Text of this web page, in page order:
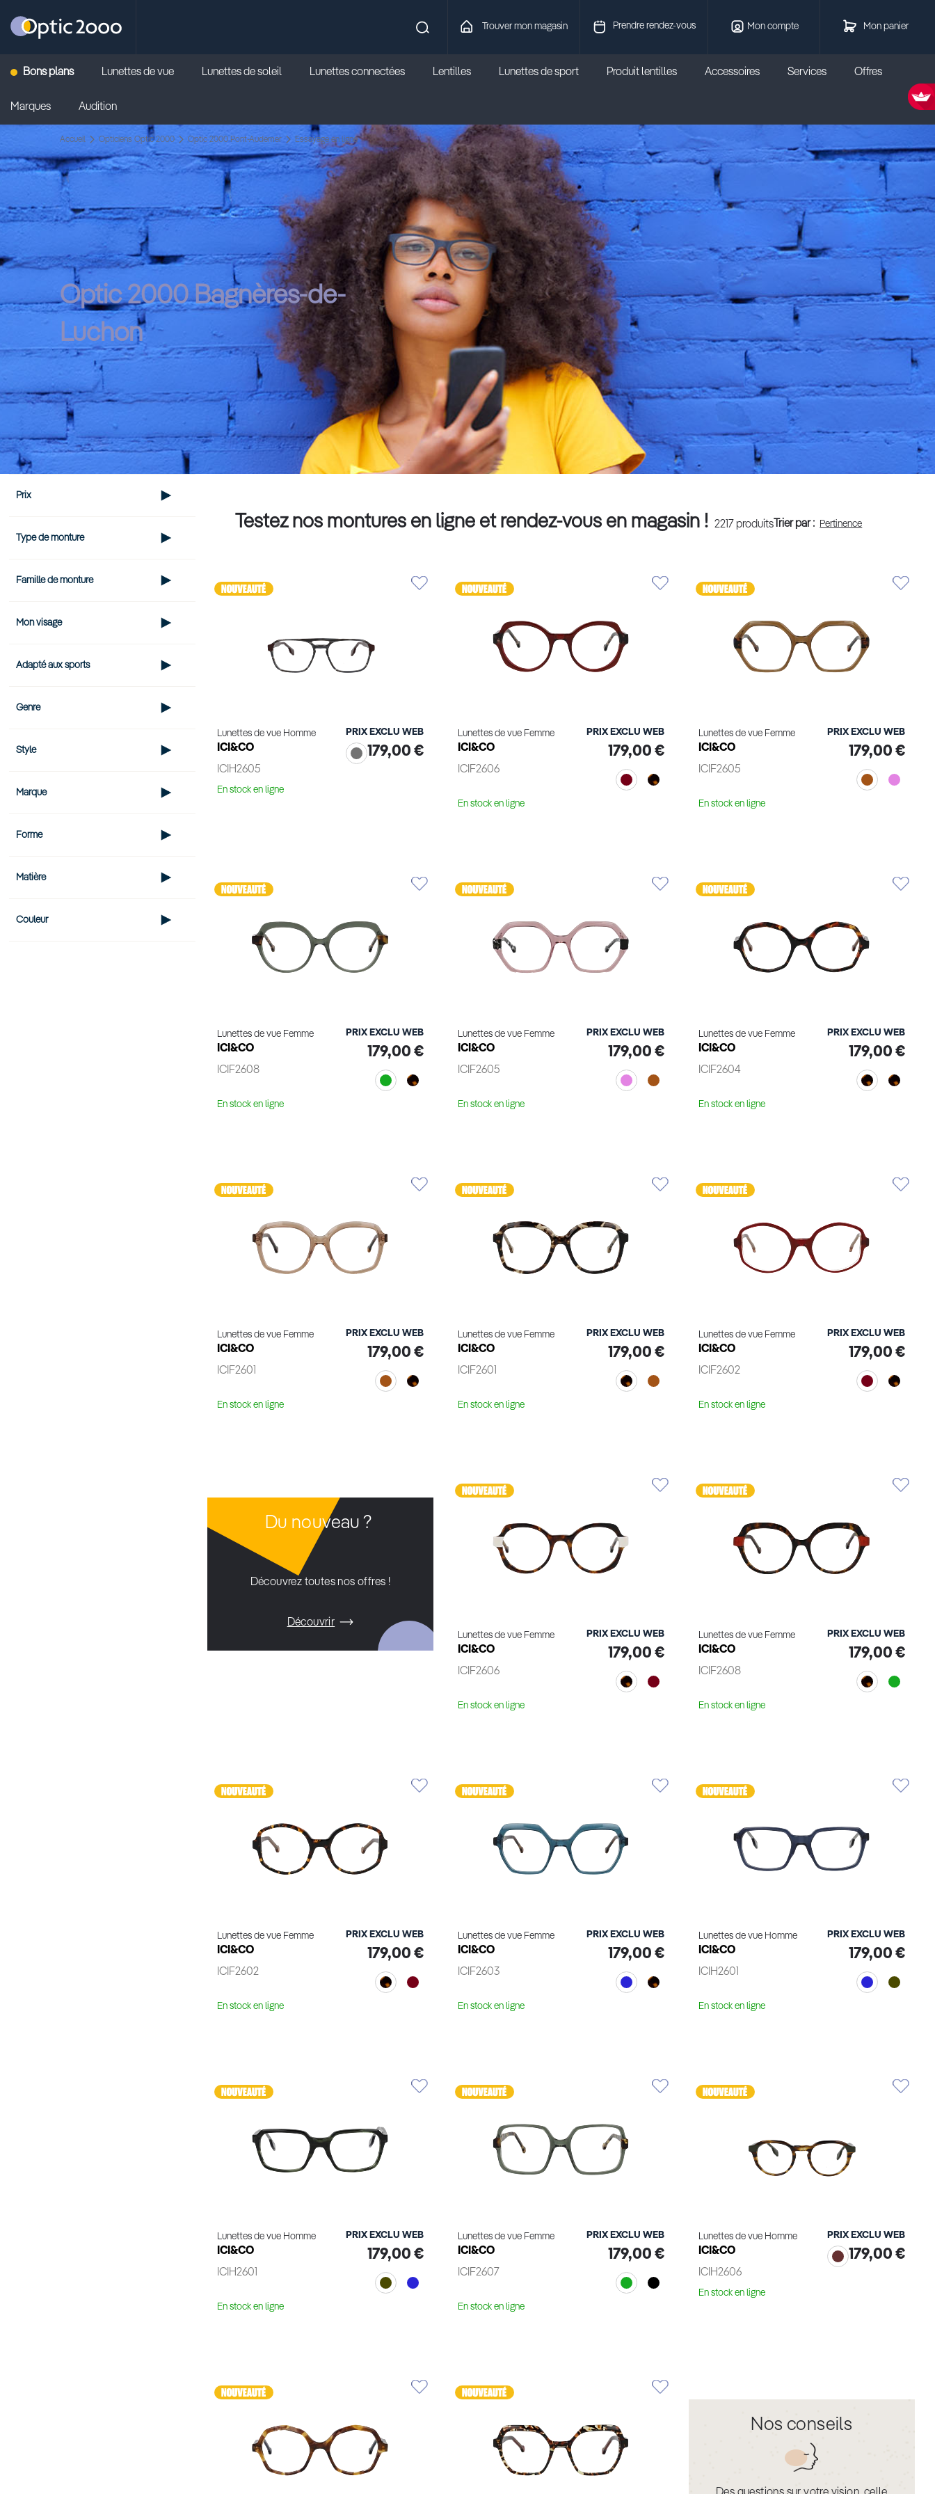
Retour vers la page d'accueil Mon panier
Prendre rendez-vous Mon compte
Trouver mon magasin
Bons plans Lunettes de vue Lunettes de soleil Lunettes connectées Lentilles Lunettes de sport Produit lentilles Accessoires Services Offres
Marques Audition
Accueil Opticiens Optic 2000 Optic 2000 Pont-Audemer Essayage en ligne
Optic 2000 Bagnères-de-
Luchon
Trier par :
Testez nos montures en ligne et rendez-vous en magasin ! 2217 produits
Lunettes de vue Homme
ICI&CO
ICIH2605
PRIX EXCLU WEB
179,00 €
En stock en ligne
Lunettes de vue Femme
ICI&CO
ICIF2606
PRIX EXCLU WEB
179,00 €
En stock en ligne
Lunettes de vue Femme
ICI&CO
ICIF2605
PRIX EXCLU WEB
179,00 €
En stock en ligne
Lunettes de vue Femme
ICI&CO
ICIF2608
PRIX EXCLU WEB
179,00 €
En stock en ligne
Lunettes de vue Femme
ICI&CO
ICIF2605
PRIX EXCLU WEB
179,00 €
En stock en ligne
Lunettes de vue Femme
ICI&CO
ICIF2604
PRIX EXCLU WEB
179,00 €
En stock en ligne
Lunettes de vue Femme
ICI&CO
ICIF2601
PRIX EXCLU WEB
179,00 €
En stock en ligne
Lunettes de vue Femme
ICI&CO
ICIF2601
PRIX EXCLU WEB
179,00 €
En stock en ligne
Lunettes de vue Femme
ICI&CO
ICIF2602
PRIX EXCLU WEB
179,00 €
En stock en ligne
Du nouveau ?
Découvrez toutes nos offres !
Découvrir
Lunettes de vue Femme
ICI&CO
ICIF2606
PRIX EXCLU WEB
179,00 €
En stock en ligne
Lunettes de vue Femme
ICI&CO
ICIF2608
PRIX EXCLU WEB
179,00 €
En stock en ligne
Lunettes de vue Femme
ICI&CO
ICIF2602
PRIX EXCLU WEB
179,00 €
En stock en ligne
Lunettes de vue Femme
ICI&CO
ICIF2603
PRIX EXCLU WEB
179,00 €
En stock en ligne
Lunettes de vue Homme
ICI&CO
ICIH2601
PRIX EXCLU WEB
179,00 €
En stock en ligne
Lunettes de vue Homme
ICI&CO
ICIH2601
PRIX EXCLU WEB
179,00 €
En stock en ligne
Lunettes de vue Femme
ICI&CO
ICIF2607
PRIX EXCLU WEB
179,00 €
En stock en ligne
Lunettes de vue Homme
ICI&CO
ICIH2606
PRIX EXCLU WEB
179,00 €
En stock en ligne
Nos conseils
Prix
Type de monture
Famille de monture
Mon visage
Adapté aux sports
Genre
Style
Marque
Forme
Matière
Couleur